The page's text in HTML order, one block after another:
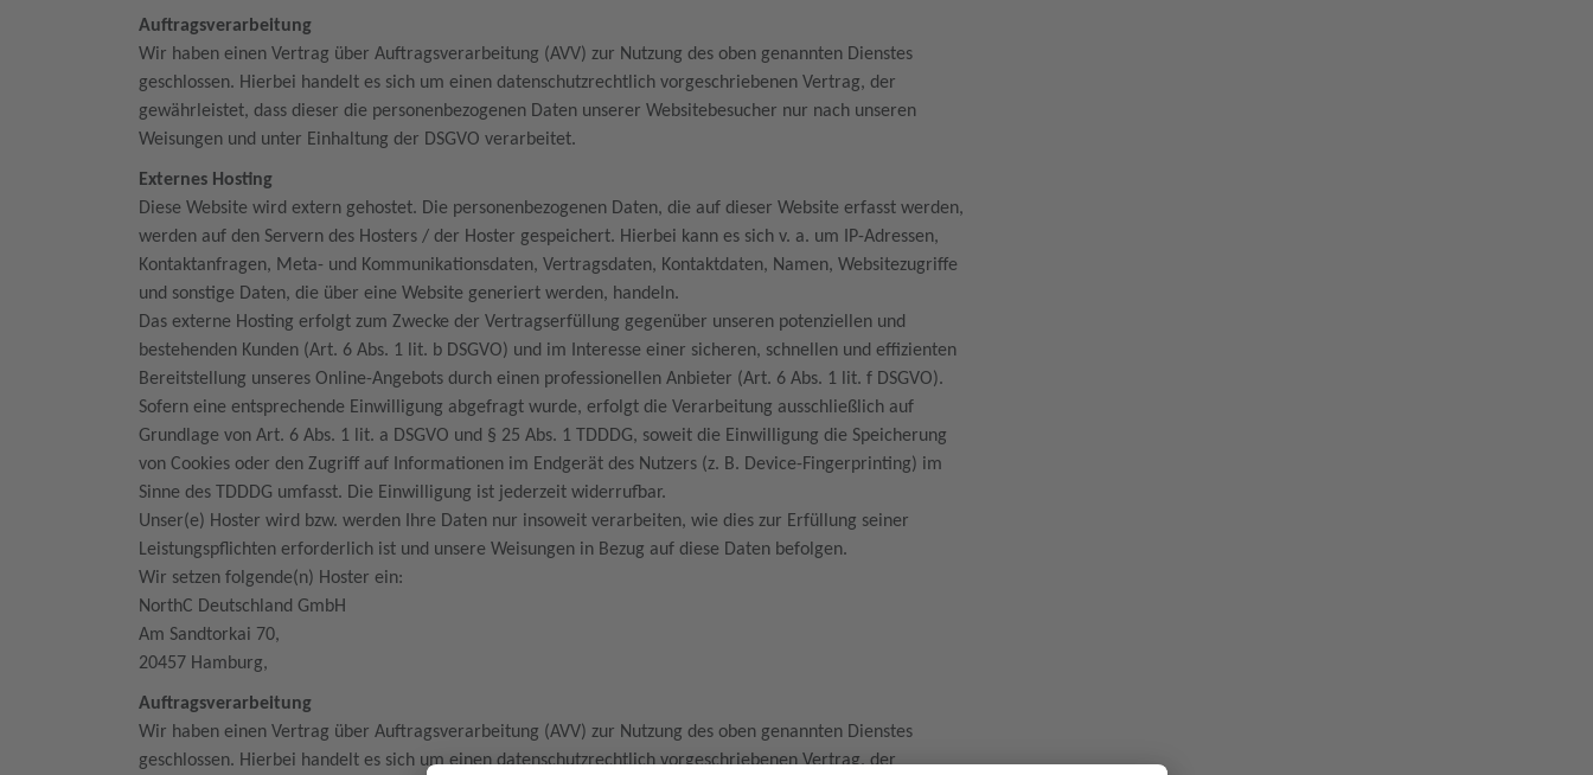
Auftragsverarbeitung
Wir haben einen Vertrag über Auftragsverarbeitung (AVV) zur Nutzung des oben genannten Dienstes
geschlossen. Hierbei handelt es sich um einen datenschutzrechtlich vorgeschriebenen Vertrag, der
gewährleistet, dass dieser die personenbezogenen Daten unserer Websitebesucher nur nach unseren
Weisungen und unter Einhaltung der DSGVO verarbeitet.
Externes Hosting
Diese Website wird extern gehostet. Die personenbezogenen Daten, die auf dieser Website erfasst werden,
werden auf den Servern des Hosters / der Hoster gespeichert. Hierbei kann es sich v. a. um IP-Adressen,
Kontaktanfragen, Meta- und Kommunikationsdaten, Vertragsdaten, Kontaktdaten, Namen, Websitezugriffe
und sonstige Daten, die über eine Website generiert werden, handeln.
Das externe Hosting erfolgt zum Zwecke der Vertragserfüllung gegenüber unseren potenziellen und
bestehenden Kunden (Art. 6 Abs. 1 lit. b DSGVO) und im Interesse einer sicheren, schnellen und effizienten
Bereitstellung unseres Online-Angebots durch einen professionellen Anbieter (Art. 6 Abs. 1 lit. f DSGVO).
Sofern eine entsprechende Einwilligung abgefragt wurde, erfolgt die Verarbeitung ausschließlich auf
Grundlage von Art. 6 Abs. 1 lit. a DSGVO und § 25 Abs. 1 TDDDG, soweit die Einwilligung die Speicherung
von Cookies oder den Zugriff auf Informationen im Endgerät des Nutzers (z. B. Device-Fingerprinting) im
Sinne des TDDDG umfasst. Die Einwilligung ist jederzeit widerrufbar.
Unser(e) Hoster wird bzw. werden Ihre Daten nur insoweit verarbeiten, wie dies zur Erfüllung seiner
Leistungspflichten erforderlich ist und unsere Weisungen in Bezug auf diese Daten befolgen.
Wir setzen folgende(n) Hoster ein:
NorthC Deutschland GmbH
Am Sandtorkai 70,
20457 Hamburg,
Auftragsverarbeitung
Wir haben einen Vertrag über Auftragsverarbeitung (AVV) zur Nutzung des oben genannten Dienstes
geschlossen. Hierbei handelt es sich um einen datenschutzrechtlich vorgeschriebenen Vertrag, der